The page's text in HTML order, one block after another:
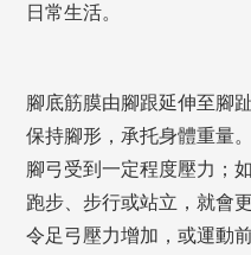
日常生活。
腳底筋膜由腳跟延伸至腳
保持腳形，承托身體重量
腳弓受到一定程度壓力；
跑步、步行或站立，就會
令足弓壓力增加，或運動